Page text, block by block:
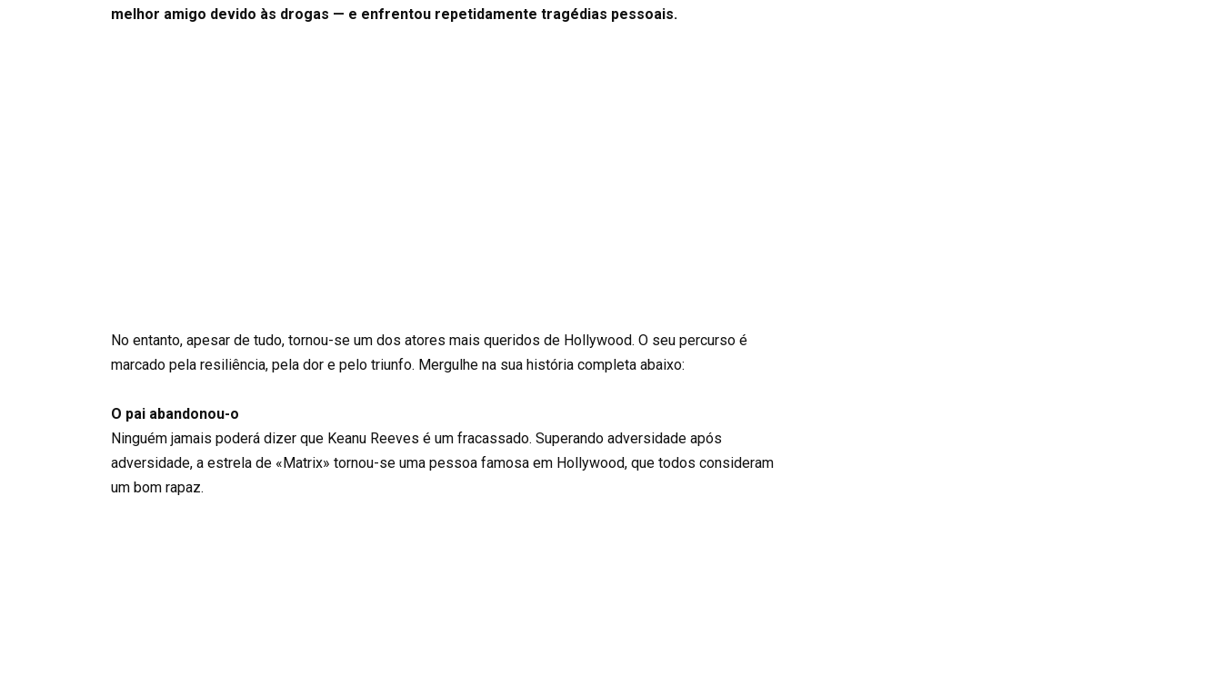
melhor amigo devido às drogas — e enfrentou repetidamente tragédias pessoais.
No entanto, apesar de tudo, tornou-se um dos atores mais queridos de Hollywood. O seu percurso é
marcado pela resiliência, pela dor e pelo triunfo. Mergulhe na sua história completa abaixo:
O pai abandonou-o
Ninguém jamais poderá dizer que Keanu Reeves é um fracassado. Superando adversidade após
adversidade, a estrela de «Matrix» tornou-se uma pessoa famosa em Hollywood, que todos consideram
um bom rapaz.